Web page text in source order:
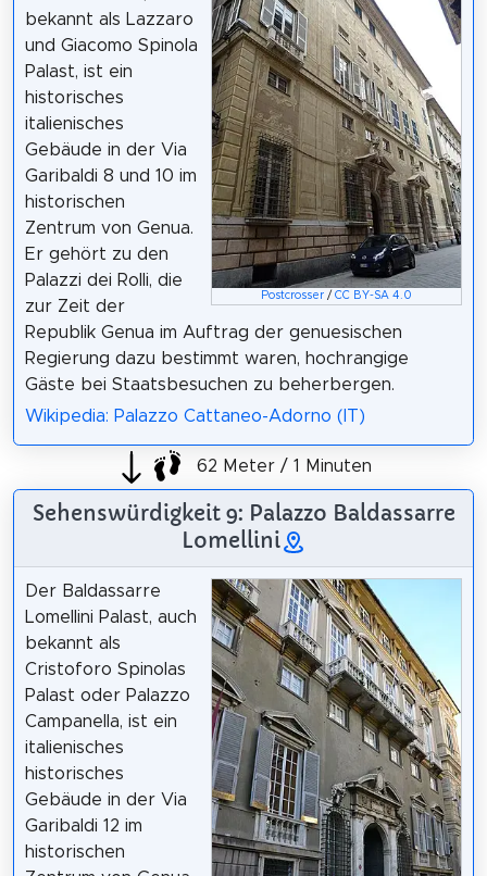
Postcrosser /CC BY-SA 4.0
bekannt als Lazzaro
und Giacomo Spinola
Palast, ist ein
historisches
italienisches
Gebäude in der Via
Garibaldi 8 und 10 im
historischen
Zentrum von Genua.
Er gehört zu den
Palazzi dei Rolli, die
zur Zeit der
Republik Genua im Auftrag der genuesischen
Regierung dazu bestimmt waren, hochrangige
Gäste bei Staatsbesuchen zu beherbergen.
Wikipedia: Palazzo Cattaneo-Adorno (IT)
62 Meter / 1 Minuten
Sehenswürdigkeit 9: Palazzo Baldassarre
Lomellini
Der Baldassarre
Lomellini Palast, auch
bekannt als
Cristoforo Spinolas
Palast oder Palazzo
Campanella, ist ein
italienisches
historisches
Gebäude in der Via
Garibaldi 12 im
historischen